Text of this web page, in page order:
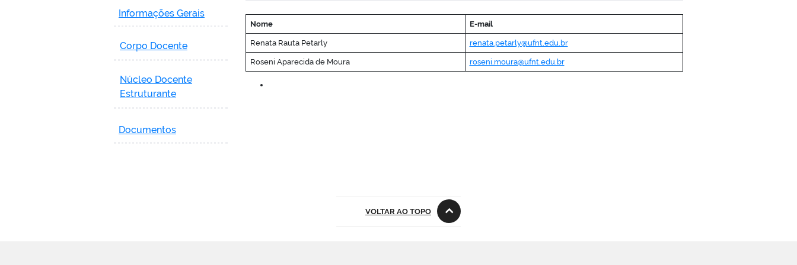
Informações Gerais
Corpo Docente
Núcleo Docente
Estruturante
Documentos
Nome E-mail
Renata Rauta Petarly renata.petarly@ufnt.edu.br
Roseni Aparecida de Moura roseni.moura@ufnt.edu.br
VOLTAR AO TOPO